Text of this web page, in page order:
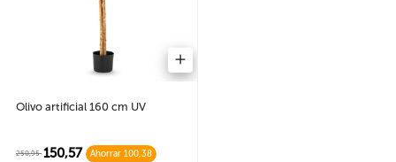
Olivo artificial 160 cm UV
250,95 150,57 Ahorrar 100,38